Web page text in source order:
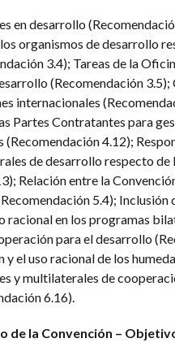
en desarrollo
organismos de desarrollo
3.4); Tareas de la
(Recomendación 3.5);
internacionales
Partes Contratantes para
4.12);
de desarrollo respecto de
Relación entre la
5.4); Inclusión
racional en los programas
para el desarrollo
y el uso racional de los
y multilaterales de
6.16).
de la Convención –